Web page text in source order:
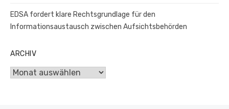
EDSA fordert klare Rechtsgrundlage für den
Informationsaustausch zwischen Aufsichtsbehörden
ARCHIV
Archiv